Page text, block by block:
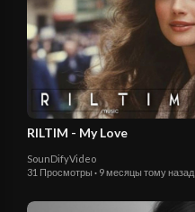
RILTIM - My Love
SounDifyVideo
31 Просмотры · 9 месяцы тому назад